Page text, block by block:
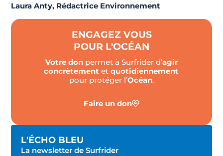
Laura Anty, Rédactrice Environnement
ENGAGEZ VOUS
POUR L'OCÉAN
Votre donpermet à Surfrider d’agir
concrètement etquotidiennement
pour protéger l’Océan.
Faire un don
L'ÉCHO BLEU
La newsletter de Surfrider